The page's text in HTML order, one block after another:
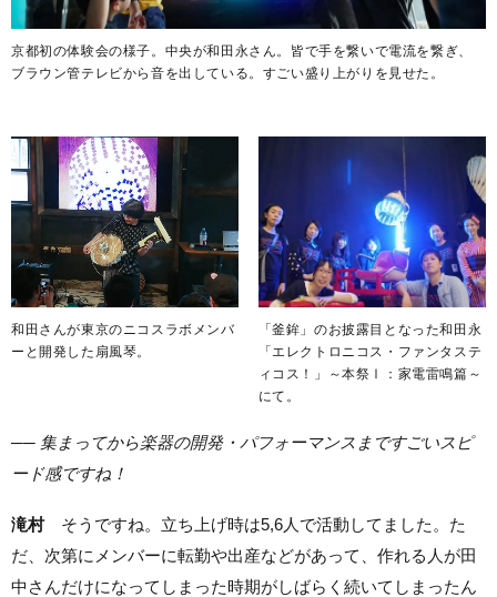
京都初の体験会の様子。中央が和田永さん。皆で手を繋いで電流を繋ぎ、
ブラウン管テレビから音を出している。すごい盛り上がりを見せた。
和田さんが東京のニコスラボメンバ
ーと開発した扇風琴。
「釜鉾」のお披露目となった和田永
「エレクトロニコス・ファンタステ
ィコス！」～本祭Ⅰ：家電雷鳴篇～
にて。
── 集まってから楽器の開発・パフォーマンスまですごいスピ
ード感ですね！
滝村そうですね。立ち上げ時は5,6人で活動してました。た
だ、次第にメンバーに転勤や出産などがあって、作れる人が田
中さんだけになってしまった時期がしばらく続いてしまったん